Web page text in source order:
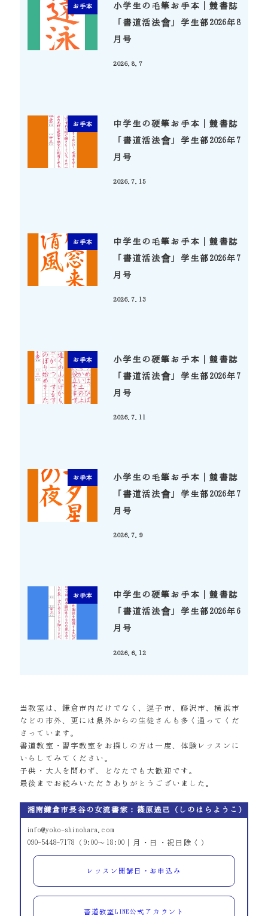
お手本
小学生の毛筆お手本｜競書誌
「書道活法會」学生部2026年8
月号
2026.8.7
お手本
中学生の硬筆お手本｜競書誌
「書道活法會」学生部2026年7
月号
2026.7.15
お手本
中学生の毛筆お手本｜競書誌
「書道活法會」学生部2026年7
月号
2026.7.13
お手本
小学生の硬筆お手本｜競書誌
「書道活法會」学生部2026年7
月号
2026.7.11
お手本
小学生の毛筆お手本｜競書誌
「書道活法會」学生部2026年7
月号
2026.7.9
お手本
中学生の硬筆お手本｜競書誌
「書道活法會」学生部2026年6
月号
2026.6.12
当教室は、鎌倉市内だけでなく、逗子市、藤沢市、横浜市
などの市外、更には県外からの生徒さんも多く通ってくだ
さっています。
書道教室・習字教室をお探しの方は一度、体験レッスンに
いらしてみてください。
子供・大人を問わず、どなたでも大歓迎です。
最後までお読みいただきありがとうございました。
湘南鎌倉市長谷の女流書家：篠原遙己（しのはらようこ）
info@yoko-shinohara.com
090-5448-7178（9:00～18:00｜月・日・祝日除く）
レッスン開講日・お申込み
書道教室LINE公式アカウント